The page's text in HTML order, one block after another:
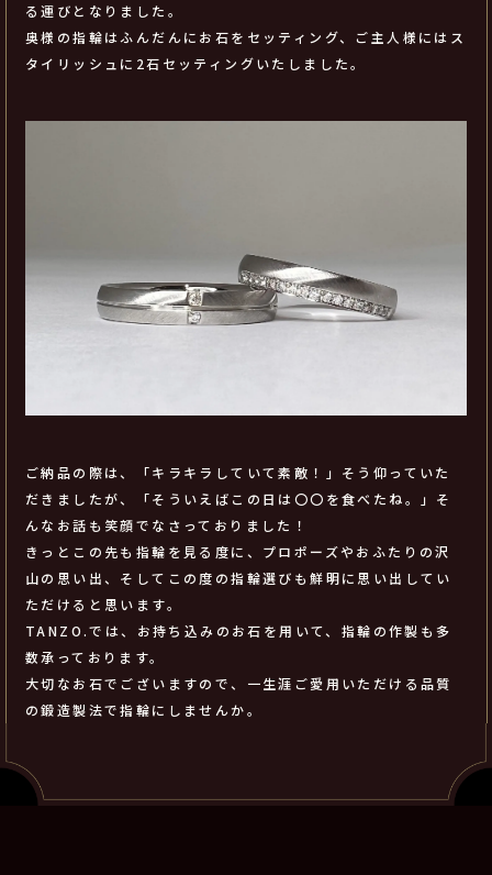
る運びとなりました。
奥様の指輪はふんだんにお石をセッティング、ご主人様にはス
タイリッシュに2石セッティングいたしました。
ご納品の際は、「キラキラしていて素敵！」そう仰っていた
だきましたが、「そういえばこの日は〇〇を食べたね。」そ
んなお話も笑顔でなさっておりました！
きっとこの先も指輪を見る度に、プロポーズやおふたりの沢
山の思い出、そしてこの度の指輪選びも鮮明に思い出してい
ただけると思います。
TANZO.では、お持ち込みのお石を用いて、指輪の作製も多
数承っております。
大切なお石でございますので、一生涯ご愛用いただける品質
の鍛造製法で指輪にしませんか。